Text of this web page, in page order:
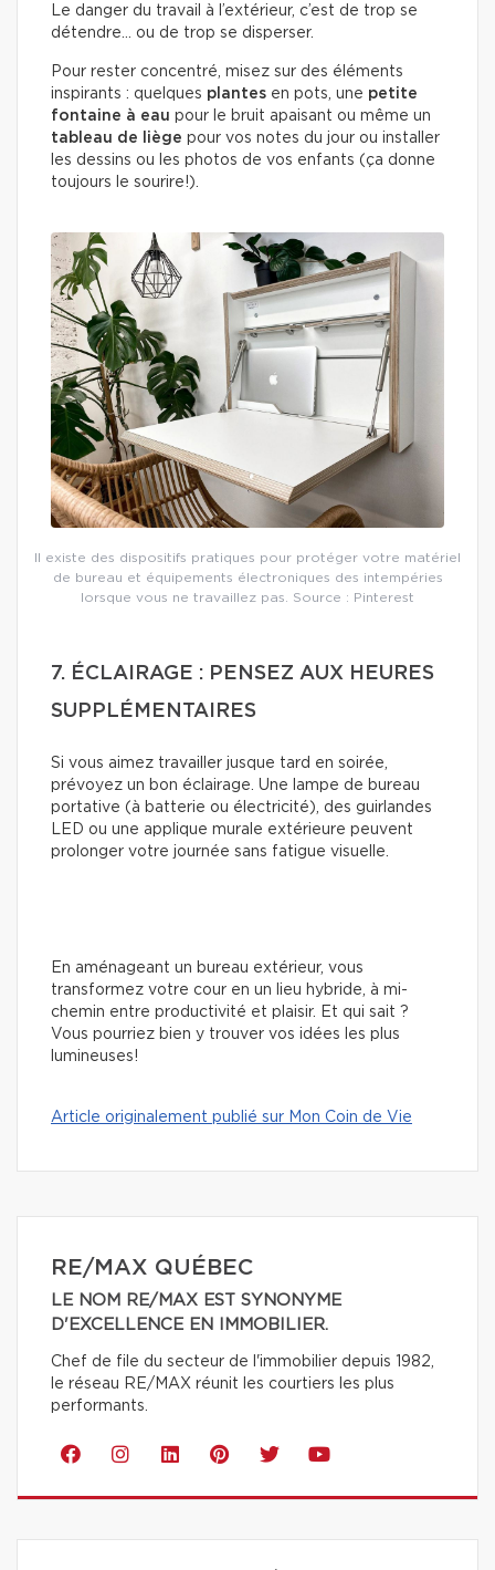
Le danger du travail à l’extérieur, c’est de trop se
détendre… ou de trop se disperser.
Pour rester concentré, misez sur des éléments
inspirants : quelques plantes en pots, une petite
fontaine à eau pour le bruit apaisant ou même un
tableau de liège pour vos notes du jour ou installer
les dessins ou les photos de vos enfants (ça donne
toujours le sourire!).
Il existe des dispositifs pratiques pour protéger votre matériel
de bureau et équipements électroniques des intempéries
lorsque vous ne travaillez pas. Source : Pinterest
7. ÉCLAIRAGE : PENSEZ AUX HEURES
SUPPLÉMENTAIRES
Si vous aimez travailler jusque tard en soirée,
prévoyez un bon éclairage. Une lampe de bureau
portative (à batterie ou électricité), des guirlandes
LED ou une applique murale extérieure peuvent
prolonger votre journée sans fatigue visuelle.
En aménageant un bureau extérieur, vous
transformez votre cour en un lieu hybride, à mi-
chemin entre productivité et plaisir. Et qui sait ?
Vous pourriez bien y trouver vos idées les plus
lumineuses!
Article originalement publié sur Mon Coin de Vie
RE/MAX QUÉBEC
LE NOM RE/MAX EST SYNONYME
D'EXCELLENCE EN IMMOBILIER.
Chef de file du secteur de l'immobilier depuis 1982,
le réseau RE/MAX réunit les courtiers les plus
performants.